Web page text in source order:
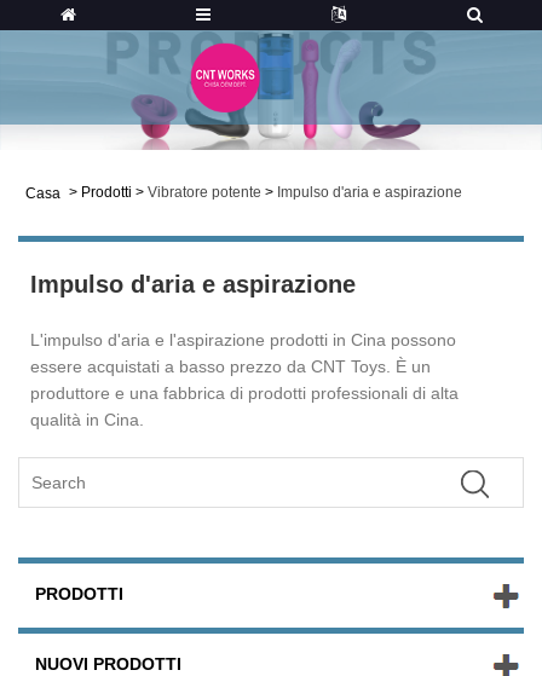
Casa > Prodotti > Vibratore potente > Impulso d'aria e aspirazione
Impulso d'aria e aspirazione
L'impulso d'aria e l'aspirazione prodotti in Cina possono
essere acquistati a basso prezzo da CNT Toys. È un
produttore e una fabbrica di prodotti professionali di alta
qualità in Cina.
PRODOTTI
NUOVI PRODOTTI